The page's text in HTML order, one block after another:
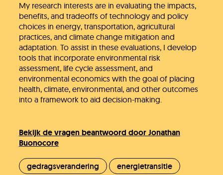
My research interests are in evaluating the impacts,
benefits, and tradeoffs of technology and policy
choices in energy, transportation, agricultural
practices, and climate change mitigation and
adaptation. To assist in these evaluations, I develop
tools that incorporate environmental risk
assessment, life cycle assessment, and
environmental economics with the goal of placing
health, climate, environmental, and other outcomes
into a framework to aid decision-making.
Bekijk de vragen beantwoord door Jonathan
Buonocore
gedragsverandering
energietransitie